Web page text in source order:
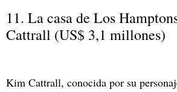
11. La casa de Los
Cattrall (US$ 3,1 millones)
Kim Cattrall, conocida por su